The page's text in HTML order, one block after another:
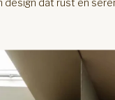
design dat rust en